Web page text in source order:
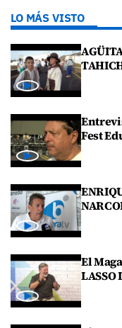
LO MÁS VISTO
Fest
El
LASSO